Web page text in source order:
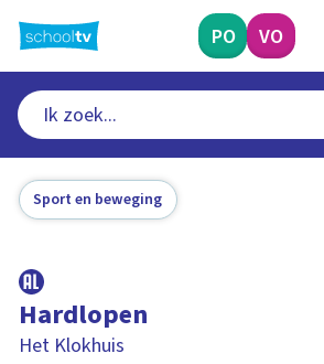
naar
hoofdinhoud
PO VO
Sport en beweging
Hardlopen
Het Klokhuis